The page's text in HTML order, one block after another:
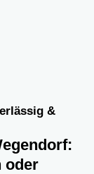
&
oder